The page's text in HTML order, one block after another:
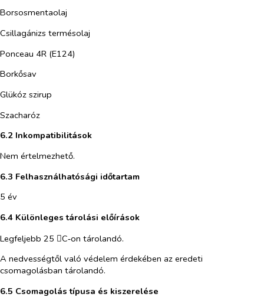
Borsosmentaolaj
Csillagánizs termésolaj
Ponceau 4R (E124)
Borkősav
Glükóz szirup
Szacharóz
6.2 Inkompatibilitások
Nem értelmezhető.
6.3 Felhasználhatósági időtartam
5 év
6.4 Különleges tárolási előírások
Legfeljebb 25 C‑on tárolandó.
A nedvességtől való védelem érdekében az eredeti
csomagolásban tárolandó.
6.5 Csomagolás típusa és kiszerelése